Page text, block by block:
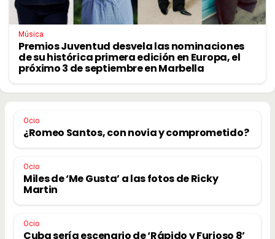
Música
Premios Juventud desvela las nominaciones
de su histórica primera edición en Europa, el
próximo 3 de septiembre en Marbella
Ocio
¿Romeo Santos, con novia y comprometido?
Ocio
Miles de ‘Me Gusta’ a las fotos de Ricky
Martin
Ocio
Cuba sería escenario de ‘Rápido y Furioso 8’